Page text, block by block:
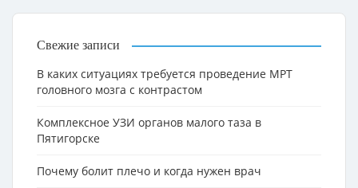
Свежие записи
В каких ситуациях требуется проведение МРТ
головного мозга с контрастом
Комплексное УЗИ органов малого таза в
Пятигорске
Почему болит плечо и когда нужен врач